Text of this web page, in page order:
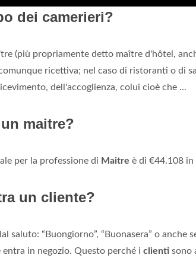
dei camerieri?
(più propriamente detto maître d'hôtel,
ricettiva; nel caso di ristoranti o di
dell'accoglienza, colui cioè che ...
maitre?
per la professione di Maitre è di €44.108 in
un cliente?
saluto: “Buongiorno”, “Buonasera” o anche
entra in negozio. Questo perché i clienti sono